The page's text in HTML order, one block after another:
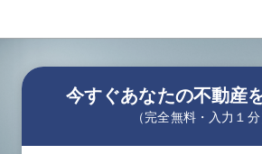
今すぐあなたの不動産
（完全無料・入力１分